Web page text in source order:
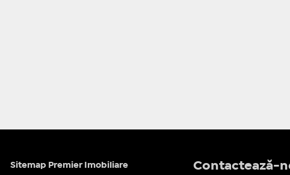
Sitemap Premier Imobiliare Contactează-